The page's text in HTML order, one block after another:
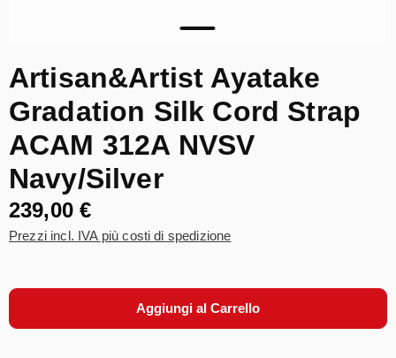
Artisan&Artist Ayatake
Gradation Silk Cord Strap
ACAM 312A NVSV
Navy/Silver
239,00 €
Prezzi incl. IVA più costi di spedizione
Aggiungi al Carrello